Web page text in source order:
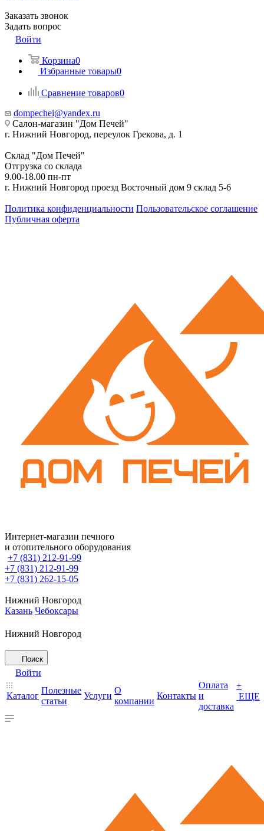
Заказать звонок
Задать вопрос
Войти
Корзина0
Избранные товары0
Сравнение товаров0
dompechei@yandex.ru
Салон-магазин "Дом Печей"
г. Нижний Новгород, переулок Грекова, д. 1
Склад "Дом Печей"
Отгрузка со склада
9.00-18.00 пн-пт
г. Нижний Новгород проезд Восточный дом 9 склад 5-6
Политика конфиденциальности Пользовательское соглашение
Публичная оферта
Интернет-магазин печного
и отопительного оборудования
+7 (831) 212-91-99
+7 (831) 212-91-99
+7 (831) 262-15-05
Нижний Новгород
Казань Чебоксары
Нижний Новгород
Поиск
Войти
Каталог
Полезные
статьи
Услуги
О
компании
Контакты
Оплата
и
доставка
+
ЕЩЕ